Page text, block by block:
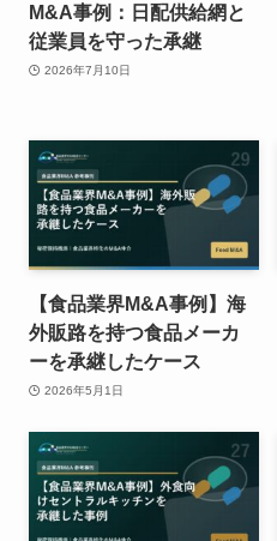
M&A事例：日配供給網と
従業員を守った承継
2026年7月10日
【食品業界M&A事例】海
外販路を持つ食品メーカ
ーを承継したケース
2026年5月1日